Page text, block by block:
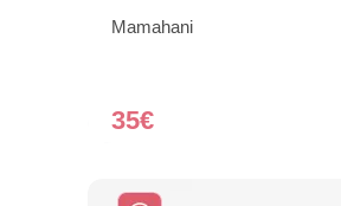
Mamahani
35€